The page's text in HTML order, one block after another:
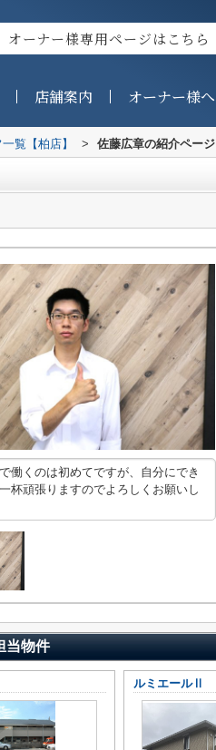
オーナー様専用ページはこちら
店舗案内 オーナー様へ
覧【柏店】 > 佐藤広章の紹介ページ
働くのは初めてですが、自分にでき
杯頑張りますのでよろしくお願いし
当物件
ルミエールⅡ